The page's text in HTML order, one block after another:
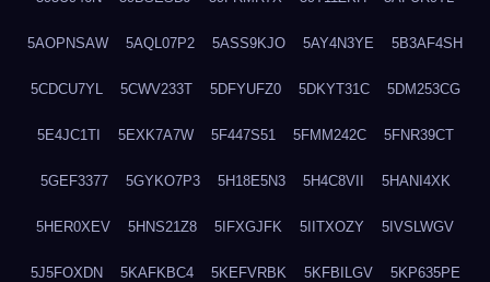
5AOPNSAW 5AQL07P2 5ASS9KJO 5AY4N3YE 5B3AF4SH
5CDCU7YL 5CWV233T 5DFYUFZ0 5DKYT31C 5DM253CG
5E4JC1TI 5EXK7A7W 5F447S51 5FMM242C 5FNR39CT
5GEF3377 5GYKO7P3 5H18E5N3 5H4C8VII 5HANI4XK
5HER0XEV 5HNS21Z8 5IFXGJFK 5IITXOZY 5IVSLWGV
5J5FOXDN 5KAFKBC4 5KEFVRBK 5KFBILGV 5KP635PE